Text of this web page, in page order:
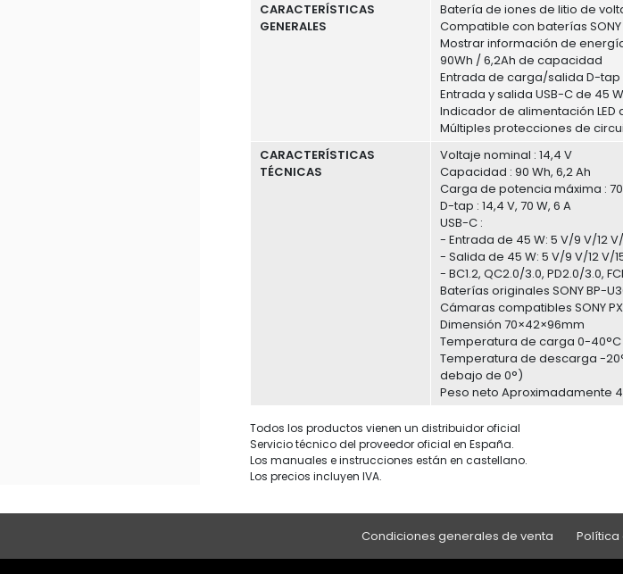
CARACTERÍSTICAS
GENERALES
Batería de iones de litio de
Compatible con baterías SONY
Mostrar información de
90Wh / 6,2Ah de capacidad
Entrada de carga/salida D-tap
Entrada y salida USB-C de 45
Indicador de alimentación LED
Múltiples protecciones de
CARACTERÍSTICAS
TÉCNICAS
Voltaje nominal : 14,4 V
Capacidad : 90 Wh, 6,2 Ah
Carga de potencia máxima :
D-tap : 14,4 V, 70 W, 6 A
USB-C :
- Entrada de 45 W: 5 V/9 V/12
- Salida de 45 W: 5 V/9 V/12 V/
- BC1.2, QC2.0/3.0, PD2.0/3.0,
Baterías originales SONY BP-
Cámaras compatibles SONY
Dimensión 70×42×96mm
Temperatura de carga 0-40°C
Temperatura de descarga -
debajo de 0°)
Peso neto Aproximadamente
Todos los productos vienen un distribuidor oficial
Servicio técnico del proveedor oficial en España.
Los manuales e instrucciones están en castellano.
Los precios incluyen IVA.
Condiciones generales de venta Política